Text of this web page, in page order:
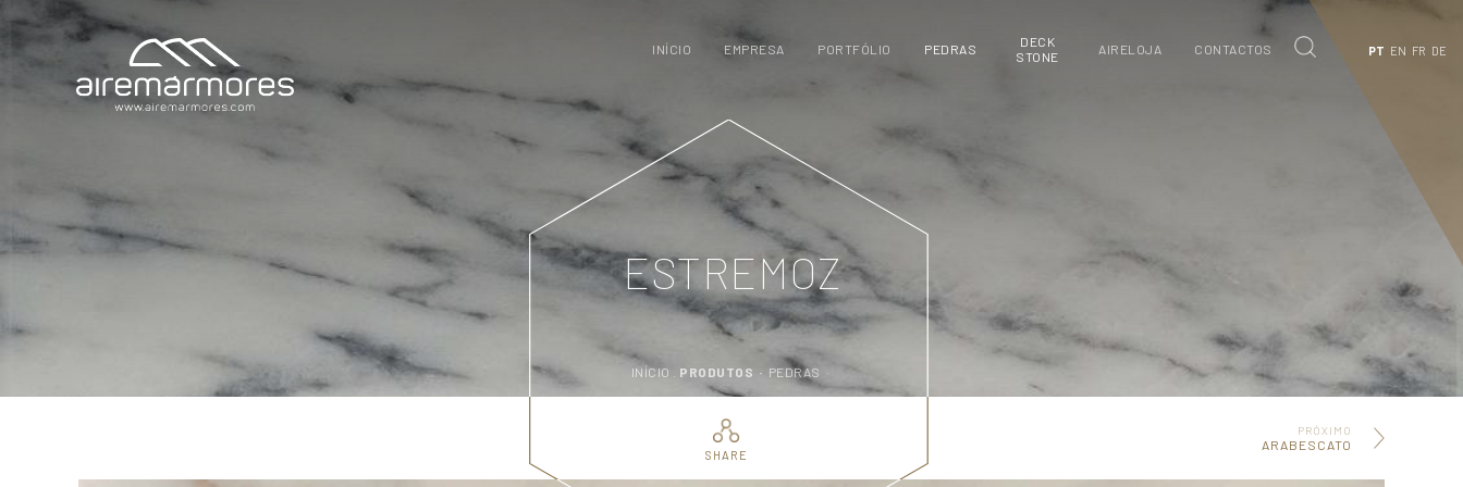
INÍCIO EMPRESA PORTFÓLIO PEDRAS
DECK
STONE
AIRELOJA CONTACTOS PT EN FR DE
ESTREMOZ
INÍCIO . PRODUTOS · PEDRAS ·
PRÓXIMO
ARABESCATO